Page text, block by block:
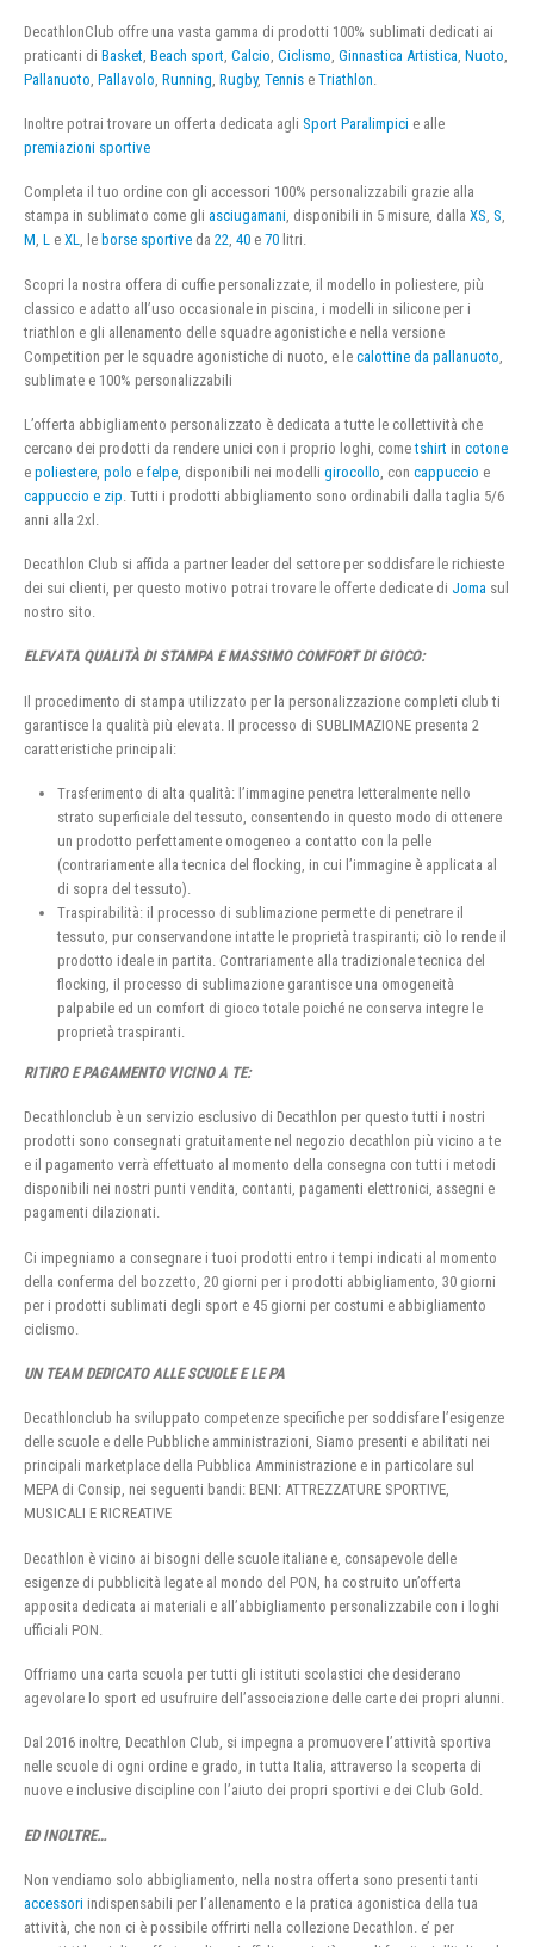
DecathlonClub offre una vasta gamma di prodotti 100% sublimati dedicati ai
praticanti di Basket Beach sport Calcio Ciclismo Ginnastica Artistica Nuoto
Pallanuoto Pallavolo Running Rugby, Tennis e Triathlon
Inoltre potrai trovare un offerta dedicata agli Sport Paralimpici e alle
premiazioni sportive
Completa il tuo ordine con gli accessori 100% personalizzabili grazie alla
stampa in sublimato come gli asciugamani, disponibili in 5 misure, dalla XS, S,
M, L e XL, le borse sportive da 22, 40 e 70 litri.
Scopri la nostra offera di cuffie personalizzate, il modello in poliestere, più
classico e adatto all’uso occasionale in piscina, i modelli in silicone per i
triathlon e gli allenamento delle squadre agonistiche e nella versione
Competition per le squadre agonistiche di nuoto, e le calottine da pallanuoto
sublimate e 100% personalizzabili
L’offerta abbigliamento personalizzato è dedicata a tutte le collettività che
cercano dei prodotti da rendere unici con i proprio loghi, cometshirt in cotone
e poliestere polo e felpe , disponibili nei modelli girocollo , con cappuccio e
cappuccio e zip . Tutti i prodotti abbigliamento sono ordinabili dalla taglia 5/6
anni alla 2xl.
Decathlon Club si affida a partner leader del settore per soddisfare le richieste
dei sui clienti, per questo motivo potrai trovare le offerte dedicate di Joma sul
nostro sito.
ELEVATA QUALITÀ DI STAMPA E MASSIMO COMFORT DI GIOCO:
Il procedimento di stampa utilizzato per la personalizzazione completi club ti
garantisce la qualità più elevata. Il processo di SUBLIMAZIONE presenta 2
caratteristiche principali:
Trasferimento di alta qualità: l’immagine penetra letteralmente nello
strato superficiale del tessuto, consentendo in questo modo di ottenere
un prodotto perfettamente omogeneo a contatto con la pelle
(contrariamente alla tecnica del flocking, in cui l’immagine è applicata al
di sopra del tessuto).
Traspirabilità: il processo di sublimazione permette di penetrare il
tessuto, pur conservandone intatte le proprietà traspiranti; ciò lo rende il
prodotto ideale in partita. Contrariamente alla tradizionale tecnica del
flocking, il processo di sublimazione garantisce una omogeneità
palpabile ed un comfort di gioco totale poiché ne conserva integre le
proprietà traspiranti.
RITIRO E PAGAMENTO VICINO A TE:
Decathlonclub è un servizio esclusivo di Decathlon per questo tutti i nostri
prodotti sono consegnati gratuitamente nel negozio decathlon più vicino a te
e il pagamento verrà effettuato al momento della consegna con tutti i metodi
disponibili nei nostri punti vendita, contanti, pagamenti elettronici, assegni e
pagamenti dilazionati.
Ci impegniamo a consegnare i tuoi prodotti entro i tempi indicati al momento
della conferma del bozzetto, 20 giorni per i prodotti abbigliamento, 30 giorni
per i prodotti sublimati degli sport e 45 giorni per costumi e abbigliamento
ciclismo.
UN TEAM DEDICATO ALLE SCUOLE E LE PA
Decathlonclub ha sviluppato competenze specifiche per soddisfare l’esigenze
delle scuole e delle Pubbliche amministrazioni, Siamo presenti e abilitati nei
principali marketplace della Pubblica Amministrazione e in particolare sul
MEPA di Consip, nei seguenti bandi: BENI: ATTREZZATURE SPORTIVE,
MUSICALI E RICREATIVE
Decathlon è vicino ai bisogni delle scuole italiane e, consapevole delle
esigenze di pubblicità legate al mondo del PON, ha costruito un’offerta
apposita dedicata ai materiali e all’abbigliamento personalizzabile con i loghi
ufficiali PON.
Offriamo una carta scuola per tutti gli istituti scolastici che desiderano
agevolare lo sport ed usufruire dell’associazione delle carte dei propri alunni.
Dal 2016 inoltre, Decathlon Club, si impegna a promuovere l’attività sportiva
nelle scuole di ogni ordine e grado, in tutta Italia, attraverso la scoperta di
nuove e inclusive discipline con l’aiuto dei propri sportivi e dei Club Gold.
ED INOLTRE…
Non vendiamo solo abbigliamento, nella nostra offerta sono presenti tanti
accessori indispensabili per l’allenamento e la pratica agonistica della tua
attività, che non ci è possibile offrirti nella collezione Decathlon. e’ per